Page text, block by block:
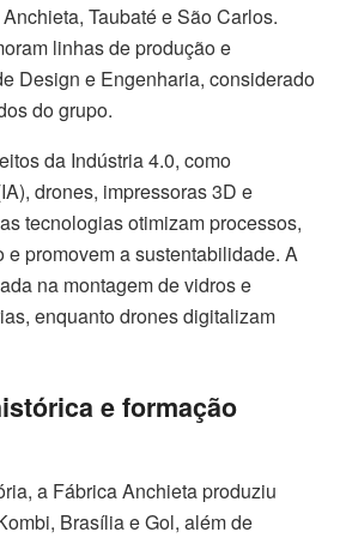
Taubaté e São Carlos.
linhas de produção e
Design e Engenharia, considerado
do grupo.
da Indústria 4.0, como
drones, impressoras 3D e
tecnologias otimizam processos,
e promovem a sustentabilidade. A
na montagem de vidros e
enquanto drones digitalizam
e formação
a Fábrica Anchieta produziu
Brasília e Gol, além de